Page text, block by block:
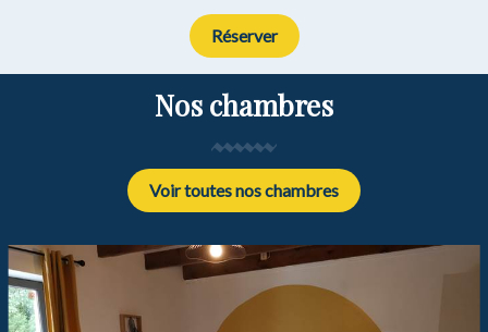
Réserver
Nos chambres
Voir toutes nos chambres